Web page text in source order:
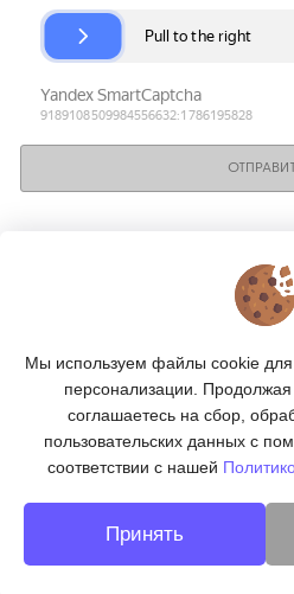
КАТАЛОГ
© 2026 «ВУДКРАФТ» -
Мы используем файлы cookie
персонализации. Продолжая
соглашаетесь на сбор,
пользовательских данных с
соответствии с нашей
Принять